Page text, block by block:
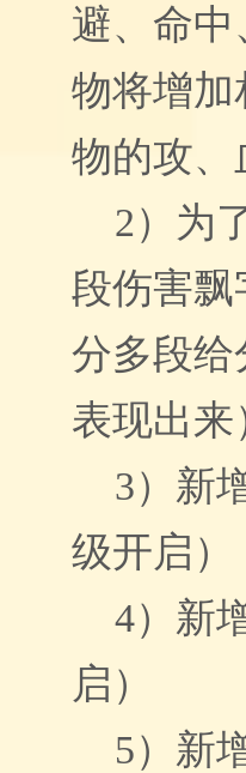
避、命中
物将增加
物的攻、
2） 为
段伤害飘
分多段给
表现出来
3） 新
级开启）
4） 新
启 ）
5） 新